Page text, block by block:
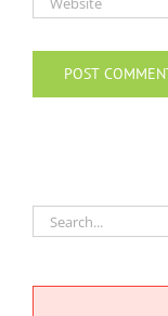
Search
for: